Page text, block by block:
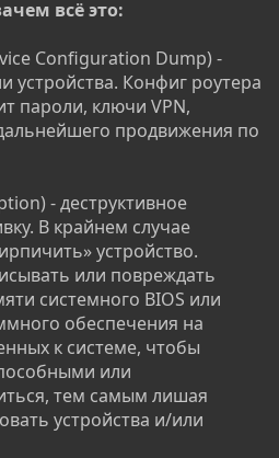
всё это:
Configuration Dump) -
устройства. Конфиг роутера
пароли, ключи VPN,
продвижения по
- деструктивное
В крайнем случае
устройство.
или повреждать
системного BIOS или
обеспечения на
к системе, чтобы
или
тем самым лишая
устройства и/или